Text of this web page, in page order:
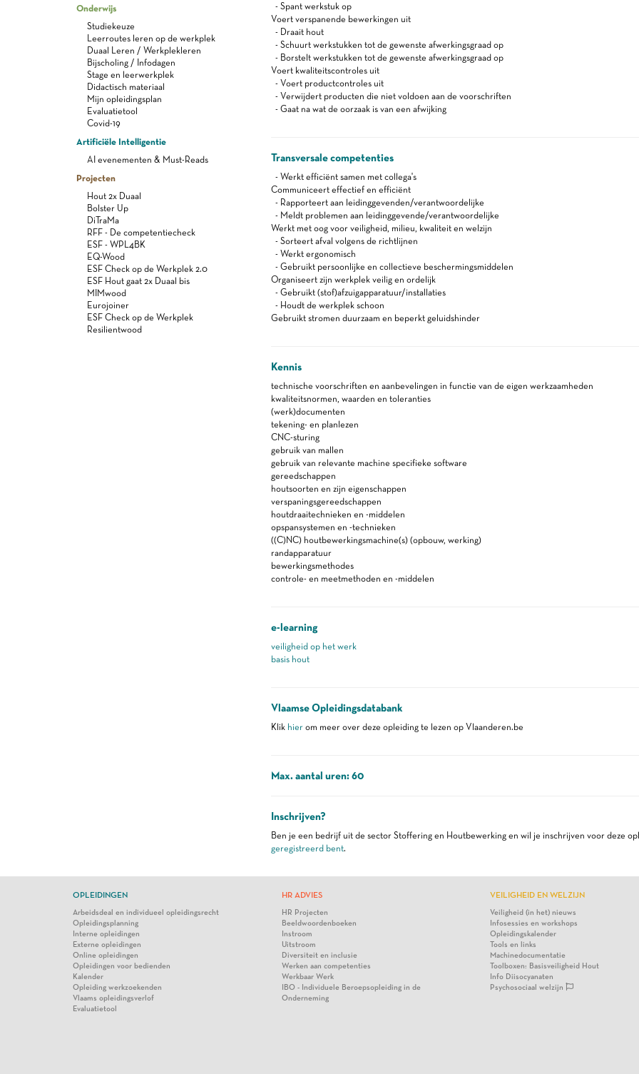
Onderwijs
Studiekeuze
Leerroutes leren op de werkplek
Duaal Leren / Werkplekleren
Bijscholing / Infodagen
Stage en leerwerkplek
Didactisch materiaal
Mijn opleidingsplan
Evaluatietool
Covid-19
Artificiële Intelligentie
AI evenementen & Must-Reads
Projecten
Hout 2x Duaal
Bolster Up
DiTraMa
RFF - De competentiecheck
ESF - WPL4BK
EQ-Wood
ESF Check op de Werkplek 2.0
ESF Hout gaat 2x Duaal bis
MIMwood
Eurojoiner
ESF Check op de Werkplek
Resilientwood
- Spant werkstuk op
Voert verspanende bewerkingen uit
- Draait hout
- Schuurt werkstukken tot de gewenste afwerkingsgraad op
- Borstelt werkstukken tot de gewenste afwerkingsgraad op
Voert kwaliteitscontroles uit
- Voert productcontroles uit
- Verwijdert producten die niet voldoen aan de voorschriften
- Gaat na wat de oorzaak is van een afwijking
Transversale competenties
- Werkt efficiënt samen met collega's
Communiceert effectief en efficiënt
- Rapporteert aan leidinggevenden/verantwoordelijke
- Meldt problemen aan leidinggevende/verantwoordelijke
Werkt met oog voor veiligheid, milieu, kwaliteit en welzijn
- Sorteert afval volgens de richtlijnen
- Werkt ergonomisch
- Gebruikt persoonlijke en collectieve beschermingsmiddelen
Organiseert zijn werkplek veilig en ordelijk
- Gebruikt (stof)afzuigapparatuur/installaties
- Houdt de werkplek schoon
Gebruikt stromen duurzaam en beperkt geluidshinder
Kennis
technische voorschriften en aanbevelingen in functie van de eigen werkzaamheden
kwaliteitsnormen, waarden en toleranties
(werk)documenten
tekening- en planlezen
CNC-sturing
gebruik van mallen
gebruik van relevante machine specifieke software
gereedschappen
houtsoorten en zijn eigenschappen
verspaningsgereedschappen
houtdraaitechnieken en -middelen
opspansystemen en -technieken
((C)NC) houtbewerkingsmachine(s) (opbouw, werking)
randapparatuur
bewerkingsmethodes
controle- en meetmethoden en -middelen
e-learning
veiligheid op het werk
basis hout
Vlaamse Opleidingsdatabank
Klik hierom meer over deze opleiding te lezen op Vlaanderen.be
Max. aantal uren: 60
Inschrijven?
Ben je een bedrijf uit de sector Stoffering en Houtbewerking en wil je inschrijven voor deze
geregistreerd bent.
OPLEIDINGEN
Arbeidsdeal en individueel opleidingsrecht
Opleidingsplanning
Interne opleidingen
Externe opleidingen
Online opleidingen
Opleidingen voor bedienden
Kalender
Opleiding werkzoekenden
Vlaams opleidingsverlof
Evaluatietool
HR ADVIES
HR Projecten
Beeldwoordenboeken
Instroom
Uitstroom
Diversiteit en inclusie
Werken aan competenties
Werkbaar Werk
IBO - Individuele Beroepsopleiding in de
Onderneming
VEILIGHEID EN WELZIJN
Veiligheid (in het) nieuws
Infosessies en workshops
Opleidingskalender
Tools en links
Machinedocumentatie
Toolboxen: Basisveiligheid Hout
Info Diisocyanaten
Psychosociaal welzijn